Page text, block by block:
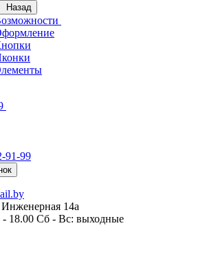
Назад
91-99
14а
18.00 Сб - Вс: выходные